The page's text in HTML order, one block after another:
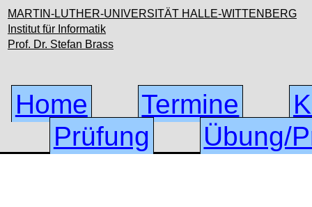
MARTIN-LUTHER-UNIVERSITÄT HALLE-WITTENBERG
Institut für Informatik
Prof. Dr. Stefan Brass
Home Termine
Prüfung
Übung/